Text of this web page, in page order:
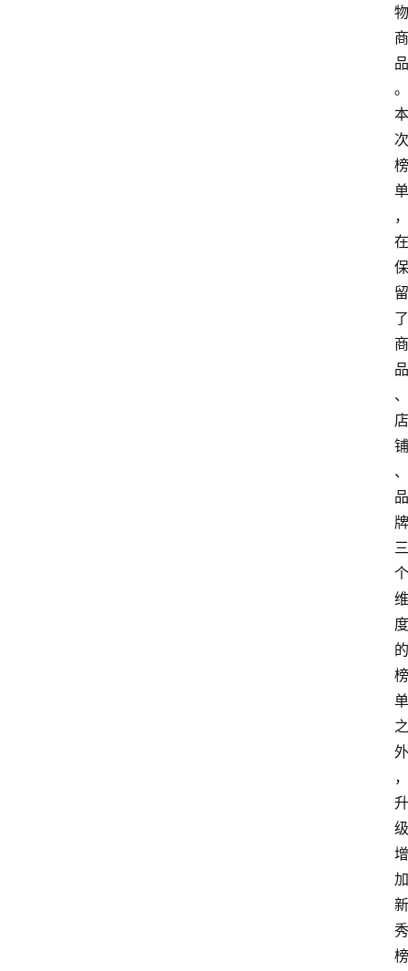
物
商
品
。
本
次
榜
单
，
在
保
留
了
商
品
、
店
铺
、
品
牌
三
个
维
度
的
榜
单
之
外
，
升
级
增
加
新
秀
榜